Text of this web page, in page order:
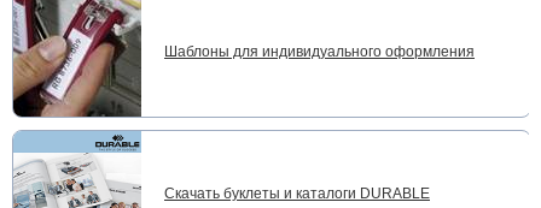
Шаблоны для индивидуального оформления
Скачать буклеты и каталоги DURABLE